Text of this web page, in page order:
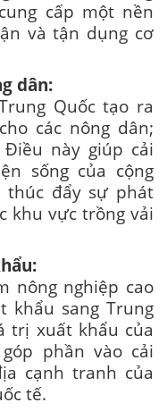
cấp một nền
và tận dụng cơ
dân:
Quốc tạo ra
các nông dân;
này giúp cải
sống của cộng
thúc đẩy sự phát
khu vực trồng vải
nông nghiệp cao
khẩu sang Trung
trị xuất khẩu của
phần vào cải
cạnh tranh của
tế.